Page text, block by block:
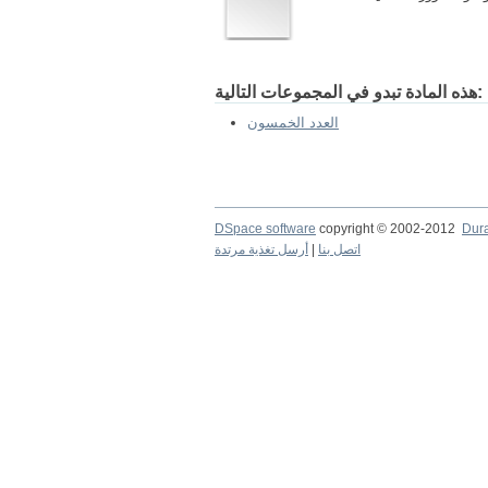
هذه المادة تبدو في المجموعات التالية:
العدد الخمسون
DSpace software copyright © 2002-2012
اتصل بنا
أرسل تغذية مرتدة